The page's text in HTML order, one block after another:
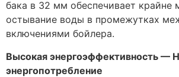
бака в 32 мм обеспечивает крайне
остывание воды в промежутках
включениями бойлера.
Высокая энергоэффективность —
энергопотребление